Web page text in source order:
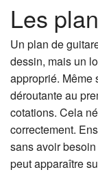
Les
Un plan de
dessin, mais un
approprié. Même
déroutante au
cotations. Cela
correctement.
sans avoir
peut apparaître